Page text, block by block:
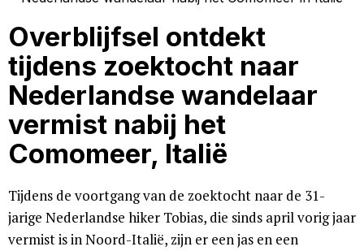
Overblijfsel ontdekt
tijdens zoektocht naar
Nederlandse wandelaar
vermist nabij het
Comomeer, Italië
Tijdens de voortgang van de zoektocht naar de 31-
jarige Nederlandse hiker Tobias, die sinds april vorig jaar
vermist is in Noord-Italië, zijn er een jas en een